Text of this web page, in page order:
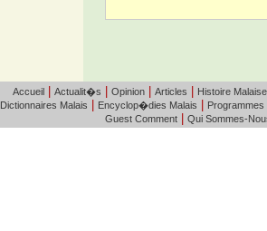
Accueil| Actualit�s Opinion| Articles Histoire Malaise
Dictionnaires Malais Encyclop�dies Malais Programmes
Guest Comment Qui Sommes-